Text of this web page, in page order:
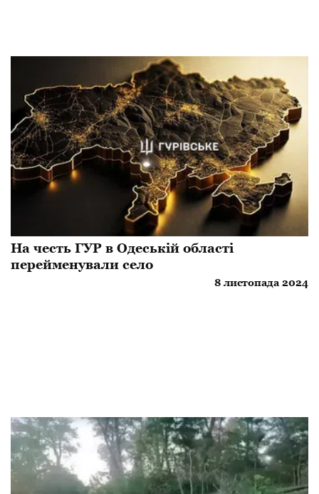
​На честь ГУР в Одеській області
перейменували село
8 листопада 2024